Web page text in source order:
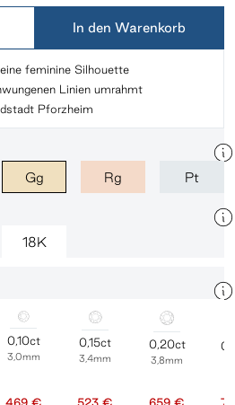
In den Warenkorb
feminine Silhouette
Linien umrahmt
Pforzheim
Gg Rg
Pt
18K
0,10ct
3,0mm
469 €
0,15ct
3,4mm
523 €
0,20ct
3,8mm
659 €